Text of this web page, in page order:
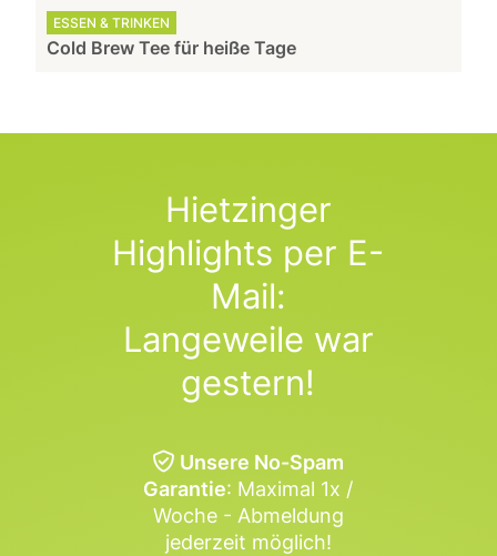
ESSEN & TRINKEN
Cold Brew Tee für heiße Tage
Hietzinger
Highlights per E-
Mail:
Langeweile war
gestern!
Unsere No-Spam
Garantie: Maximal 1x /
Woche - Abmeldung
jederzeit möglich!